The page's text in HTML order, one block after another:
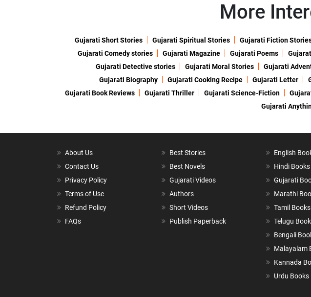
More
Gujarati Short Stories Gujarati Spiritual Stories Gujarati Fiction
Gujarati Comedy stories
Gujarati Magazine Gujarati Poems
Gujarati Detective stories
Gujarati Moral Stories Gujarati
Gujarati Biography
Gujarati Cooking Recipe Gujarati Letter
Gujarati Book Reviews
Gujarati Thriller Gujarati Science-Fiction
Gujarati
About Us
Contact Us
Privacy Policy
Terms of Use
Refund Policy
FAQs
Best Stories
Best Novels
Gujarati Videos
Authors
Short Videos
Publish Paperback
English
Hindi Books
Gujarati
Marathi
Tamil Books
Telugu
Bengali
Malayalam
Kannada
Urdu Books